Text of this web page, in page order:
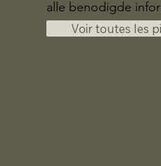
alle benodigde
Voir toutes les